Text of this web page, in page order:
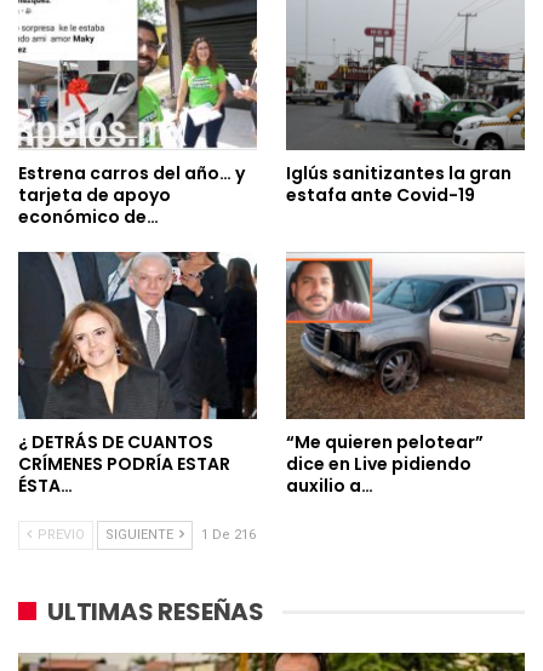
Estrena carros del año… y
tarjeta de apoyo
económico de…
Iglús sanitizantes la gran
estafa ante Covid-19
¿ DETRÁS DE CUANTOS
CRÍMENES PODRÍA ESTAR
ÉSTA…
“Me quieren pelotear”
dice en Live pidiendo
auxilio a…
PREVIO SIGUIENTE 1 De 216
ULTIMAS RESEÑAS